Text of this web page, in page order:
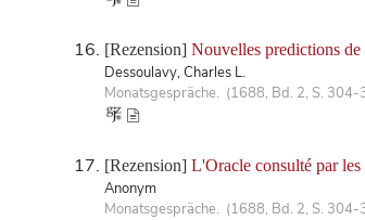
[Rezension] Nouvelles predictions de
Dessoulavy, Charles L.
Monatsgespräche. (1688, Bd. 2, S. 304-
[Rezension] L'Oracle consulté par les
Anonym
Monatsgespräche. (1688, Bd. 2, S. 304-